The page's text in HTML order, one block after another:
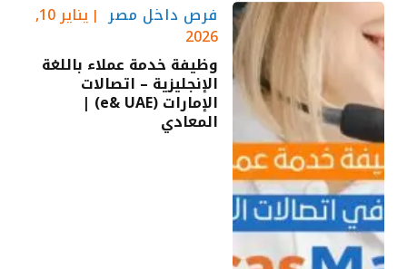
فرص داخل مصر يناير 10,
2026
وظيفة خدمة عملاء باللغة
الإنجليزية – اتصالات
الإمارات (e& UAE) |
المعادي